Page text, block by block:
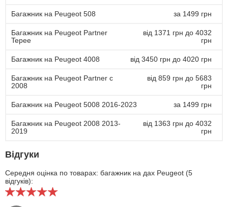
Багажник на Peugeot 508 за 1499 грн
Багажник на Peugeot Partner
Tepee
від 1371 грн до 4032
грн
Багажник на Peugeot 4008 від 3450 грн до 4020 грн
Багажник на Peugeot Partner с
2008
від 859 грн до 5683
грн
Багажник на Peugeot 5008 2016-2023 за 1499 грн
Багажник на Peugeot 2008 2013-
2019
від 1363 грн до 4032
грн
Відгуки
Середня оцінка по товарах: багажник на дах Peugeot (5
відгуків):